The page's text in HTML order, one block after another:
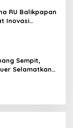
RU Balikpapan
Inovasi
Sempit,
Selamatkan